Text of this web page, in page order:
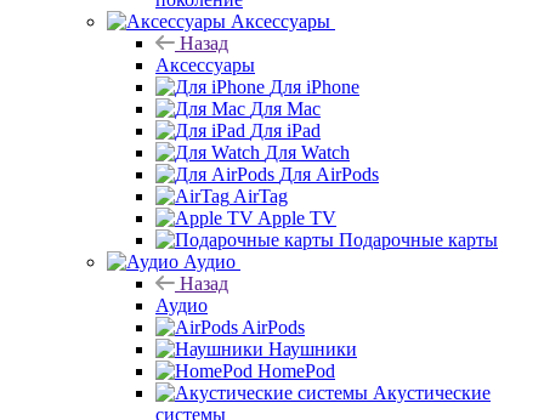
Аксессуары
Назад
Аксессуары
Для iPhone
Для Mac
Для iPad
Для Watch
Для AirPods
AirTag
Apple TV
Подарочные карты
Аудио
Назад
Аудио
AirPods
Наушники
HomePod
Акустические
системы